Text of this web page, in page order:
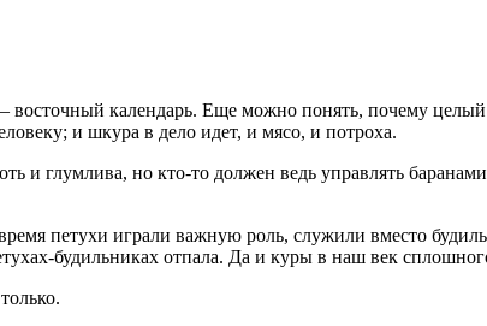
календарь. Еще можно понять, почему
и шкура в дело идет, и мясо, и потроха.
и глумлива, но кто-то должен ведь управлять
петухи играли важную роль, служили вместо
будильниках отпала. Да и куры в наш век